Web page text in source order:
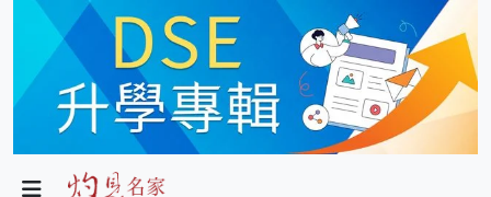
政局